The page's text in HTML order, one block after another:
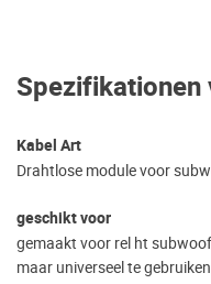
Spezifikationen
Kabel Art
Drahtlose module voor
geschikt voor
gemaakt voor rel ht
maar universeel te